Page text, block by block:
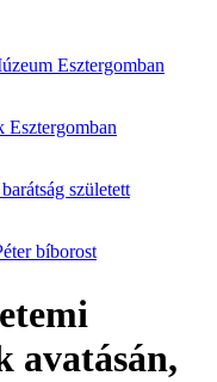
Esztergomban
Esztergomban
született
bíborost
avatásán,